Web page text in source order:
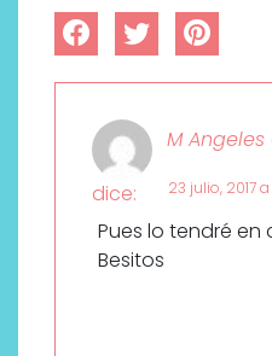
M
dice:
23 julio, 2017 a
Pues lo tendré en
Besitos